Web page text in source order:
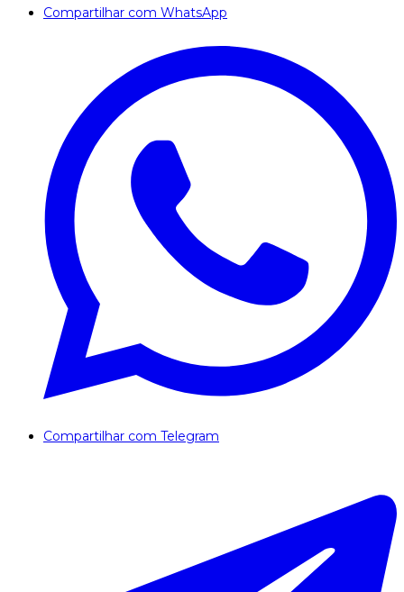
Compartilhar com WhatsApp
Compartilhar com Telegram